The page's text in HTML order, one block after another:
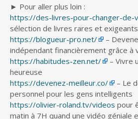
► Pour aller plus loin :
https://des-livres-pour-changer-de-
sélection de livres rares et
https://blogueur-pro.net/
–
indépendant financièrement grâce à
https://habitudes-zen.net/
– Vivre
heureuse
https://devenez-meilleur.co/
– Le
personnel pour les gens intelligents
https://olivier-roland.tv/videos pour
matin à 7H quand une vidéo géniale